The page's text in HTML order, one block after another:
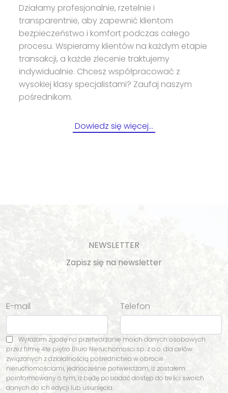
Działamy profesjonalnie, rzetelnie i
transparentnie, aby zapewnić klientom
bezpieczeństwo i komfort podczas całego
procesu. Wspieramy klientów na każdym etapie
transakcji, a każde zlecenie traktujemy
indywidualnie. Chcesz współpracować z
wysokiej klasy specjalistami? Zaufaj naszym
pośrednikom.
Dowiedz się więcej…
NEWSLETTER
Zapisz się na newsletter
E-mail Telefon
Wyrażam zgodę na przetwarzanie moich danych osobowych
przez firmę 4te piętro Biuro Nieruchomości sp. z o.o. dla celów
związanych z działalnością pośrednictwa w obrocie
nieruchomościami, jednocześnie potwierdzam, iż zostałem
poinformowany o tym, iż będę posiadać dostęp do treści swoich
danych do ich edycji lub usunięcia.